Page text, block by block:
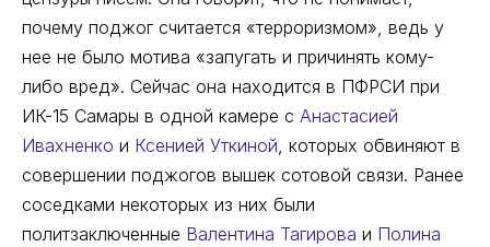
почему поджог считается «терроризмом», ведь у
нее не было мотива «запугать и причинять кому-
либо вред». Сейчас она находится в ПФРСИ при
ИК-15 Самары в одной камере с Анастасией
Ивахненко и Ксенией Уткиной, которых обвиняют в
совершении поджогов вышек сотовой связи. Ранее
соседками некоторых из них были
политзаключенные Валентина Тагирова и Полина